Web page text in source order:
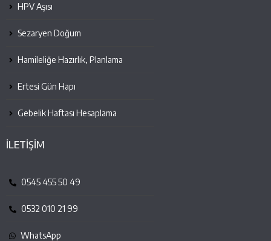
HPV Aşısı
Sezaryen Doğum
Hamileliğe Hazırlık, Planlama
Ertesi Gün Hapı
Gebelik Haftası Hesaplama
İLETİŞİM
0545 455 50 49
0532 010 21 99
WhatsApp